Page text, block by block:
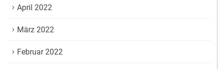
April 2022
März 2022
Februar 2022